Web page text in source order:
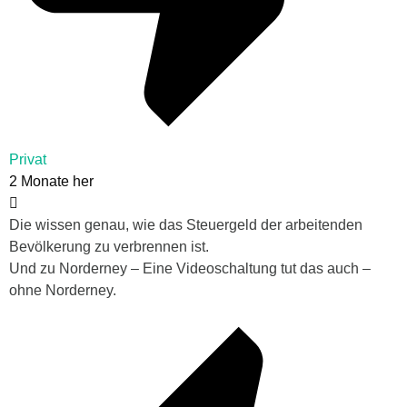
Privat
2 Monate her
Die wissen genau, wie das Steuergeld der arbeitenden
Bevölkerung zu verbrennen ist.
Und zu Norderney – Eine Videoschaltung tut das auch –
ohne Norderney.